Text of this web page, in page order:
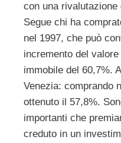
con una rivalutazione
Segue chi ha
nel 1997, che può
incremento del
immobile del 60,7%.
Venezia: comprando
ottenuto il 57,8%.
importanti che
creduto in un